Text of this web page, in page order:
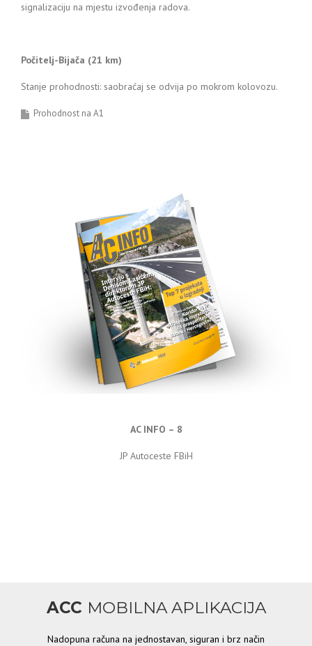
signalizaciju na mjestu izvođenja radova.
Počitelj-Bijača (21 km)
Stanje prohodnosti: saobraćaj se odvija po mokrom kolovozu.
Prohodnost na A1
AC INFO – 8
JP Autoceste FBiH
ACC MOBILNA APLIKACIJA
Nadopuna računa na jednostavan, siguran i brz način